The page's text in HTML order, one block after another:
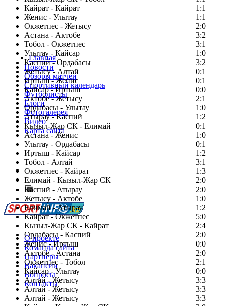
Кайрат - Кайрат
1:1
Женис - Улытау
1:1
Окжетпес - Жетысу
2:0
Астана - Актобе
3:2
Тобол - Окжетпес
3:1
Улытау - Кайсар
1:0
Каспий - Ордабасы
3:2
Жетысу - Алтай
0:1
Иртыш - Женис
0:1
Кайсар - Иртыш
0:0
Актобе - Жетысу
2:1
Ордабасы - Улытау
1:0
Атырау - Каспий
1:2
Кызыл-Жар СК - Елимай
0:1
Астана - Женис
1:0
Улытау - Ордабасы
0:1
Иртыш - Кайсар
1:2
Тобол - Алтай
3:1
Окжетпес - Кайрат
1:3
Елимай - Кызыл-Жар СК
2:0
Каспий - Атырау
2:0
Жетысу - Актобе
1:0
Елимай - Атырау
1:2
Кайрат - Окжетпес
5:0
Кызыл-Жар СК - Кайрат
2:4
Ордабасы - Каспий
2:0
Женис - Иртыш
0:0
Актобе - Астана
2:0
Окжетпес - Тобол
2:1
Кайсар - Улытау
0:0
Алтай - Жетысу
3:3
Алтай - Жетысу
3:3
Алтай - Жетысу
3:3
Главная
Новости
Обзоры матчей
Спортивный календарь
Футболисты
Блоги
Фотогалерея
Видео
Карта сайта
Есть идея?
Сообщить о мероприятии
Перейти на старый сайт
О проекте
Команда сайта
Партнеры
Вакансии
Вопросы
Контакты